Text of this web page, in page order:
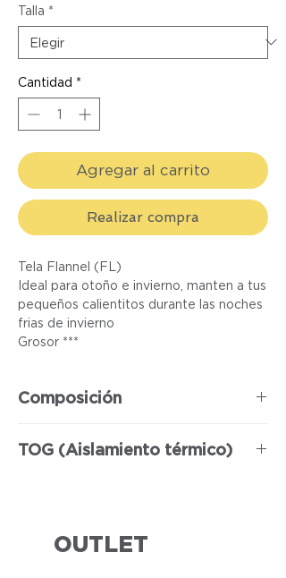
Talla *
Cantidad *
Agregar al carrito
Realizar compra
Tela Flannel (FL)
Ideal para otoño e invierno, manten a tus
pequeños calientitos durante las noches
frias de invierno
Grosor ***
Composición
TOG (Aislamiento térmico)
OUTLET